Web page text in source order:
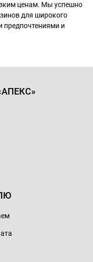
ценам. Мы успешно
для широкого
предпочтениями и